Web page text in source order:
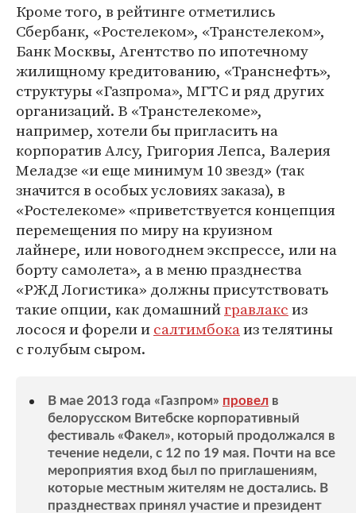
Кроме того, в рейтинге отметились
Сбербанк, «Ростелеком», «Транстелеком»,
Банк Москвы, Агентство по ипотечному
жилищному кредитованию, «Транснефть»,
структуры «Газпрома», МГТС и ряд других
организаций. В «Транстелекоме»,
например, хотели бы пригласить на
корпоратив Алсу, Григория Лепса, Валерия
Меладзе «и еще минимум 10 звезд» (так
значится в особых условиях заказа), в
«Ростелекоме» «приветствуется концепция
перемещения по миру на круизном
лайнере, или новогоднем экспрессе, или на
борту самолета», а в меню празднества
«РЖД Логистика» должны присутствовать
такие опции, как домашнийгравлаксиз
лосося и форели исалтимбокаиз телятины
с голубым сыром.
В мае 2013 года «Газпром» провел в
белорусском Витебске корпоративный
фестиваль «Факел», который продолжался в
течение недели, с 12 по 19 мая. Почти на все
мероприятия вход был по приглашениям,
которые местным жителям не достались. В
празднествах принял участие и президент